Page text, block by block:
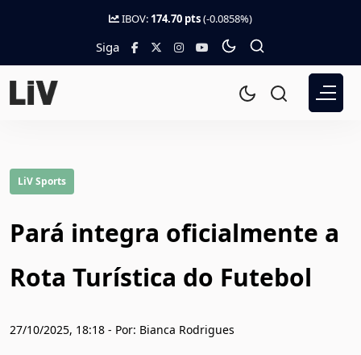
IBOV: 174.70 pts(-0.0858%)
Siga
LiV Sports
Pará integra oficialmente a
Rota Turística do Futebol
27/10/2025, 18:18 - Por: Bianca Rodrigues